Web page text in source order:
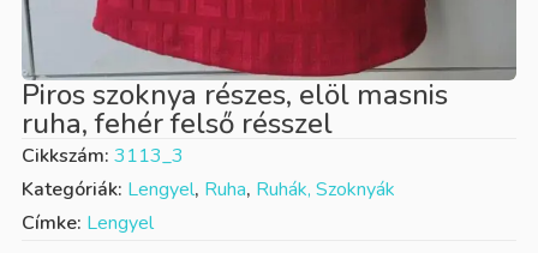
Piros szoknya részes, elöl masnis
ruha, fehér felső résszel
Cikkszám: 3113_3
Kategóriák: Lengyel, Ruha, Ruhák, Szoknyák
Címke: Lengyel